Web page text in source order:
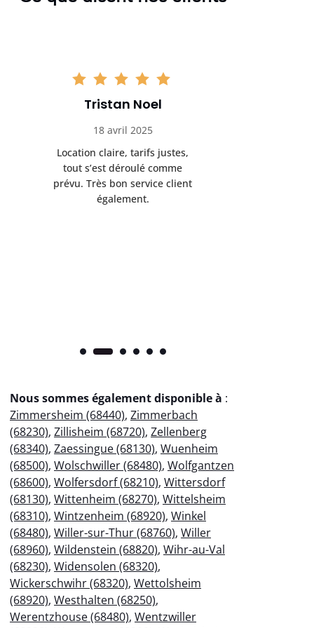
Tristan Noel
18 avril 2025
Location claire, tarifs justes,
tout s’est déroulé comme
prévu. Très bon service client
également.
Nous sommes également disponible à :
Zimmersheim (68440), Zimmerbach
(68230), Zillisheim (68720), Zellenberg
(68340), Zaessingue (68130), Wuenheim
(68500), Wolschwiller (68480), Wolfgantzen
(68600), Wolfersdorf (68210), Wittersdorf
(68130), Wittenheim (68270), Wittelsheim
(68310), Wintzenheim (68920), Winkel
(68480), Willer-sur-Thur (68760), Willer
(68960), Wildenstein (68820), Wihr-au-Val
(68230), Widensolen (68320),
Wickerschwihr (68320), Wettolsheim
(68920), Westhalten (68250),
Werentzhouse (68480), Wentzwiller